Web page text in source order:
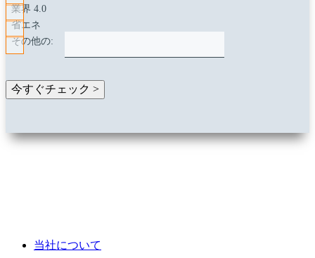
業界 4.0
省エネ
その他の:
当社について